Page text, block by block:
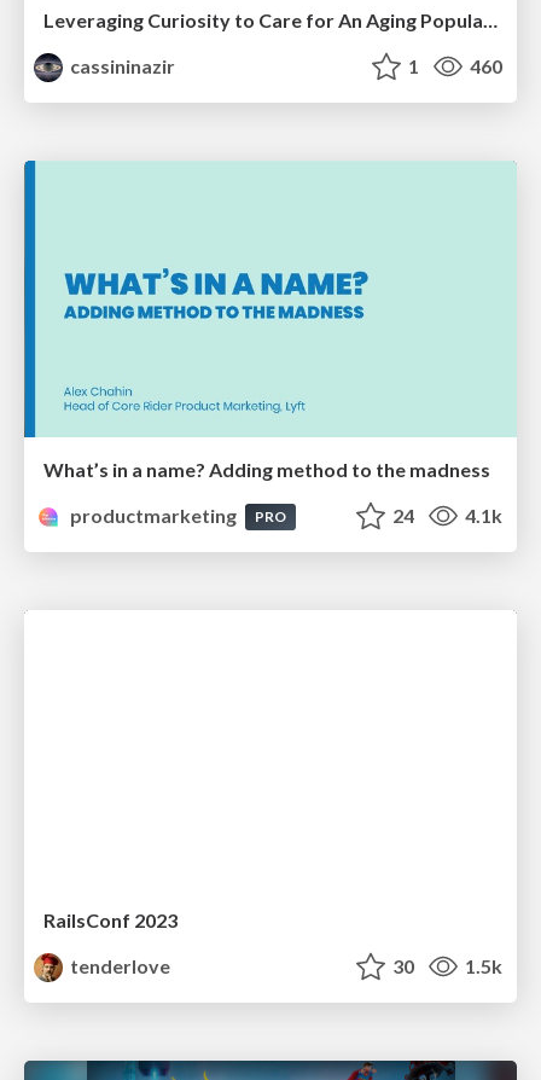
Leveraging Curiosity to Care for An Aging Population
cassininazir
1 460
What’s in a name? Adding method to the madness
productmarketing
PRO 24 4.1k
RailsConf 2023
tenderlove
30 1.5k